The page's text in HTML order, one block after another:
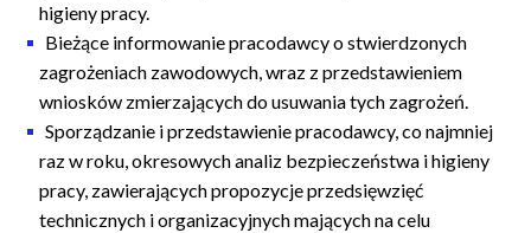
g
y
higieny pracy.
Bieżące informowanie pracodawcy o stwierdzonych
zagrożeniach zawodowych, wraz z przedstawieniem
wniosków zmierzających do usuwania tych zagrożeń.
Sporządzanie i przedstawienie pracodawcy, co najmniej
raz w roku, okresowych analiz bezpieczeństwa i higieny
pracy, zawierających propozycje przedsięwzięć
technicznych i organizacyjnych mających na celu